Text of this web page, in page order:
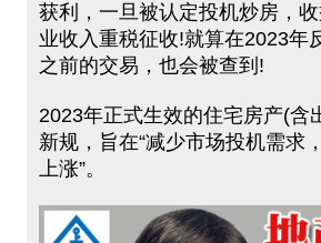
获利，一旦被认定投机炒房，
业收入重税征收!就算在2023年
之前的交易，也会被查到!
2023年正式生效的住宅房产(含
新规，旨在“减少市场投机需求
上涨”。